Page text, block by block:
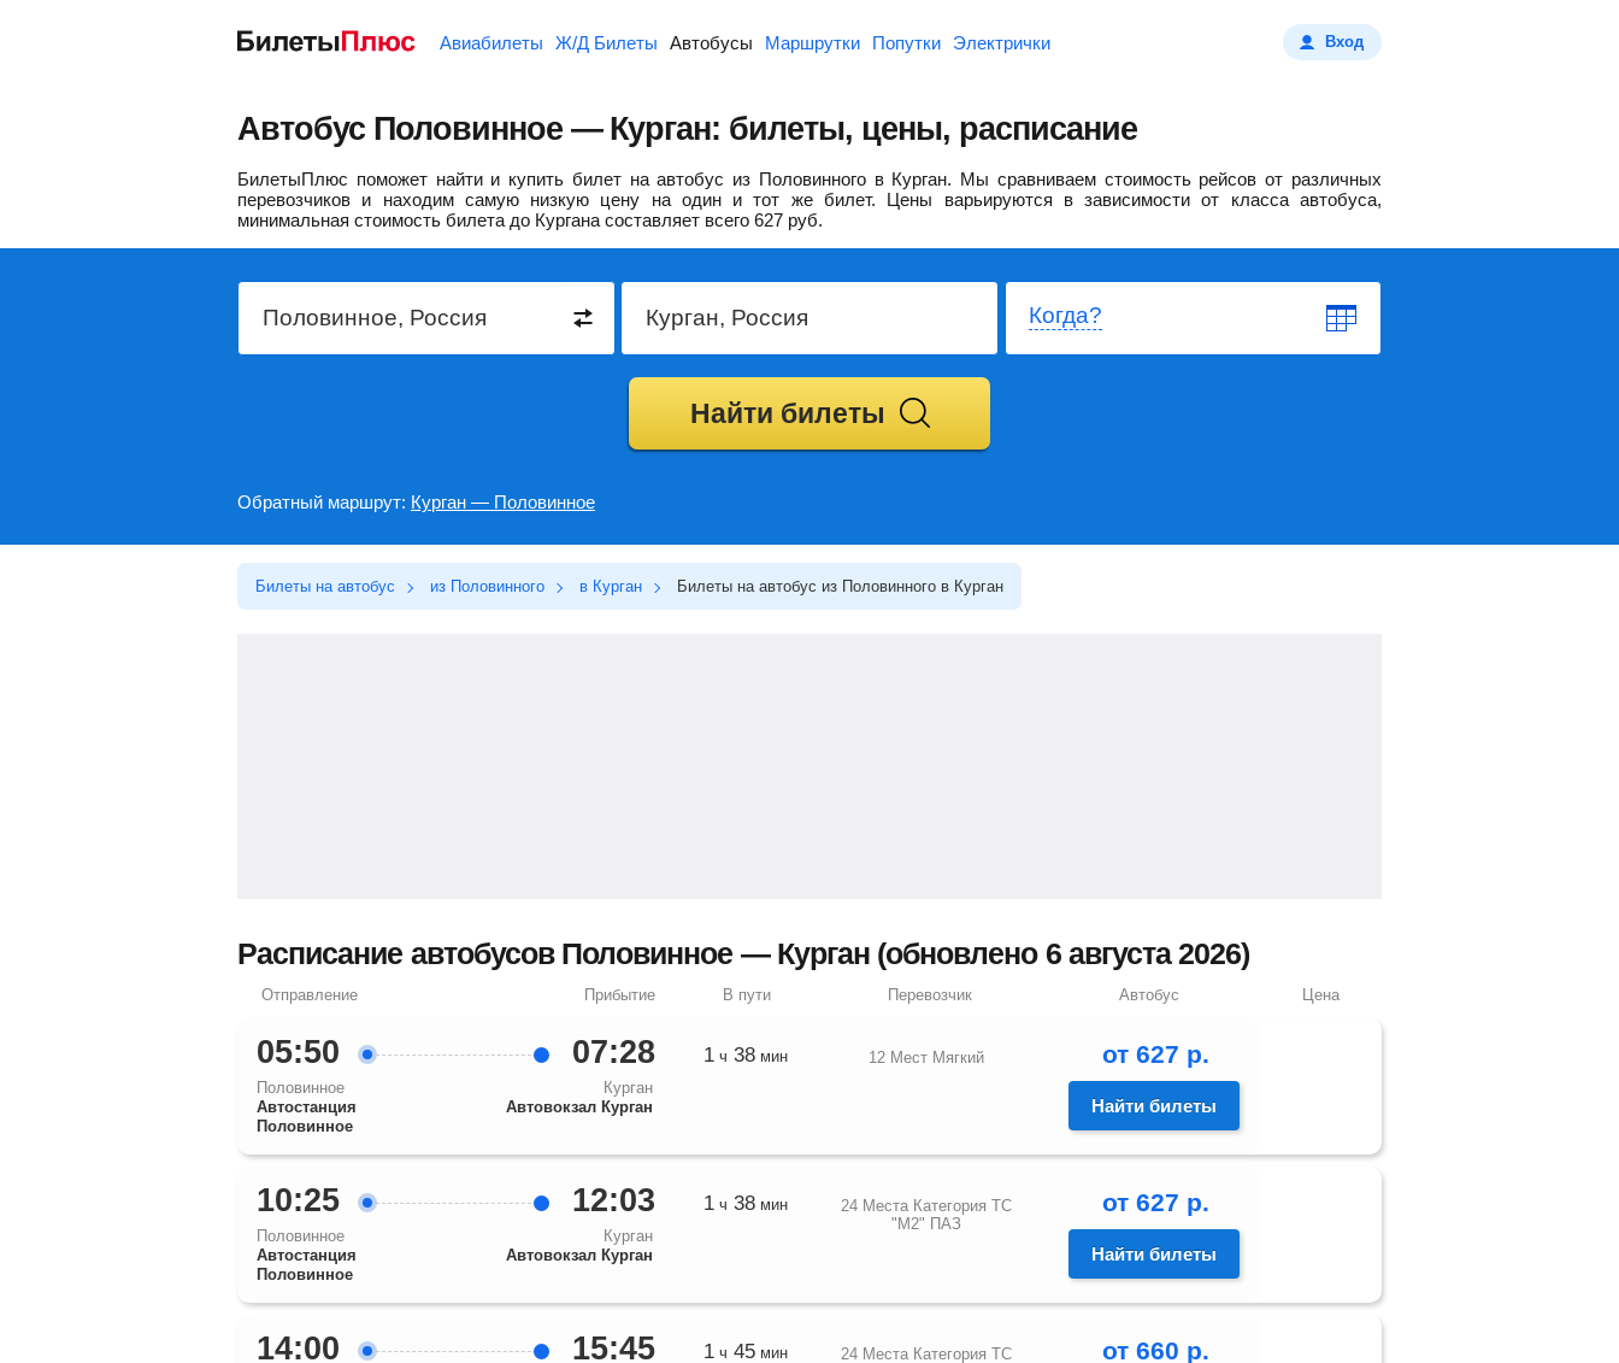
Авиабилеты Ж/Д Билеты Автобусы Маршрутки Попутки Электрички Вход
Автобус Половинное — Курган: билеты, цены, расписание
БилетыПлюс поможет найти и купить билет на автобус из Половинного в Курган. Мы сравниваем стоимость рейсов от различных
перевозчиков и находим самую низкую цену на один и тот же билет. Цены варьируются в зависимости от класса автобуса,
минимальная стоимость билета до Кургана составляет всего 627 руб.
Когда?
Найти билеты
Обратный маршрут: Курган — Половинное
Билеты на автобус из Половинного в Курган Билеты на автобус из Половинного в Курган
Расписание автобусов Половинное — Курган (обновлено 6 августа 2026)
Отправление Прибытие В пути Перевозчик Автобус Цена
05:50
Половинное
Автостанция
Половинное
07:28
Курган
Автовокзал Курган
1ч 38мин 12 Мест Мягкий от 627 р.
Найти билеты
10:25
Половинное
Автостанция
Половинное
12:03
Курган
Автовокзал Курган
1ч 38мин
24 Места Категория ТС
"М2" ПАЗ
от 627 р.
Найти билеты
14:00 15:45 1ч 45мин
24 Места Категория ТС
от 660 р.